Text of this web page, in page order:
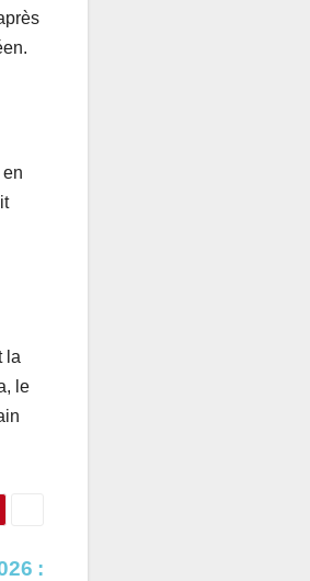
la
le
: